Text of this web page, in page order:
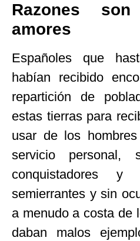
Razones
amores
Españoles que
habían recibido
repartición de
estas tierras para
usar de los
servicio personal,
conquistadores y
semierrantes y sin
a menudo a costa
daban malos